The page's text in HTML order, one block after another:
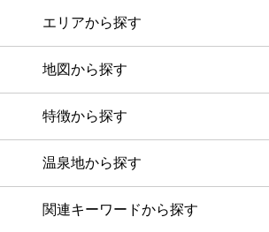
エリアから探す
地図から探す
特徴から探す
温泉地から探す
関連キーワードから探す